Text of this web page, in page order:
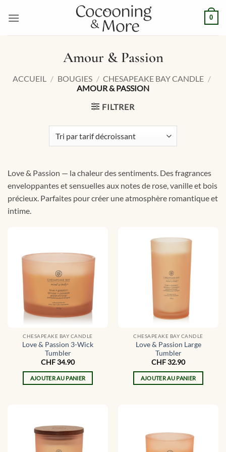
0
Amour & Passion
ACCUEIL / BOUGIES / CHESAPEAKE BAY CANDLE /
AMOUR & PASSION
FILTRER
Love & Passion — la chaleur des sentiments. Des fragrances
enveloppantes et sensuelles aux notes de rose, vanille et bois
précieux. Parfaites pour créer une atmosphère romantique et
intime.
CHESAPEAKE BAY CANDLE
Love & Passion 3-Wick
Tumbler
CHF34.90
AJOUTER AU PANIER
CHESAPEAKE BAY CANDLE
Love & Passion Large
Tumbler
CHF32.90
AJOUTER AU PANIER